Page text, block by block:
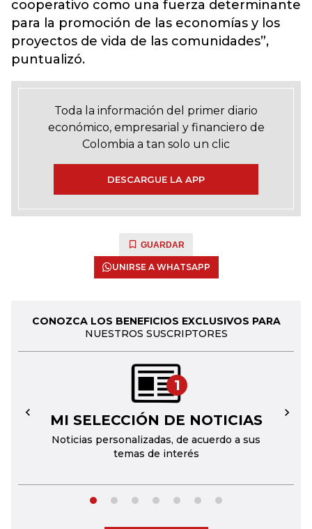
cooperativo como una fuerza determinante
para la promoción de las economías y los
proyectos de vida de las comunidades”,
puntualizó.
Toda la información del primer diario
económico, empresarial y financiero de
Colombia a tan solo un clic
DESCARGUE LA APP
GUARDAR
UNIRSE A WHATSAPP
CONOZCA LOS BENEFICIOS EXCLUSIVOS PARA
NUESTROS SUSCRIPTORES
1
MI SELECCIÓN DE NOTICIAS
Noticias personalizadas, de acuerdo a sus
temas de interés
← →